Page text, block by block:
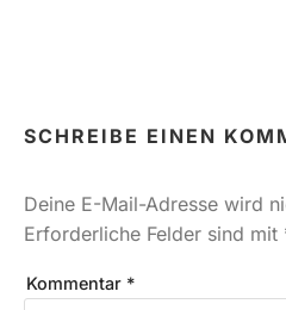
SCHREIBE EINEN
Deine E-Mail-Adresse wird
Erforderliche Felder sind mit
Kommentar *